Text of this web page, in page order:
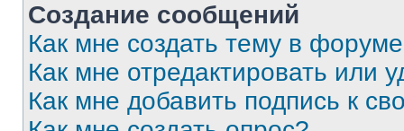
Создание сообщений
Как мне создать тему в
Как мне отредактировать или
Как мне добавить подпись к